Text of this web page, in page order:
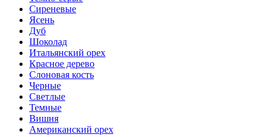
Сиреневые
Ясень
Дуб
Шоколад
Итальянский орех
Красное дерево
Слоновая кость
Черные
Светлые
Темные
Вишня
Американский орех